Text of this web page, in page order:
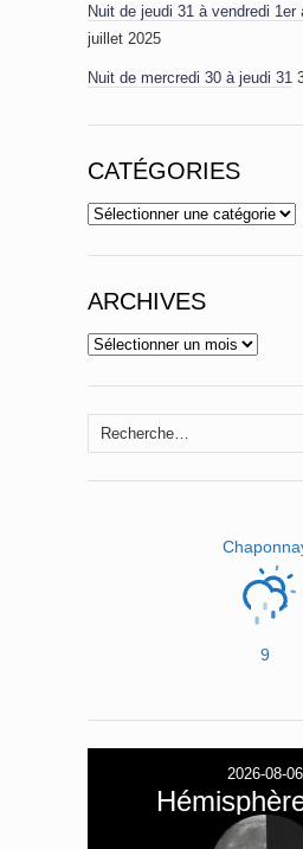
Nuit de jeudi 31 à vendredi
juillet 2025
Nuit de mercredi 30 à jeudi 31
CATÉGORIES
Catégories
ARCHIVES
Archives
Rechercher :
9
2026-08-06